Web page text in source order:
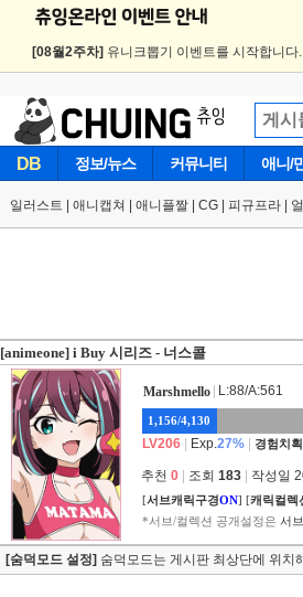
[08월2주차] 유니크뽑기 이벤트를 시작합니
DB 정보/뉴스 커뮤니티 애니/
일러스트 애니캡쳐 애니플짤 CG 피규프라
[animeone] i Buy 시리즈 - 너스콜
Marshmello L:88/A:561
1,156/4,130
LV206 Exp.27% 경험치
추천 0 조회 183 작성일
[서브캐릭구경ON] [캐릭컬렉
*서브/컬렉션 공개설정은 서
[숨덕모드 설정] 숨덕모드는 게시판 최상단에 위치